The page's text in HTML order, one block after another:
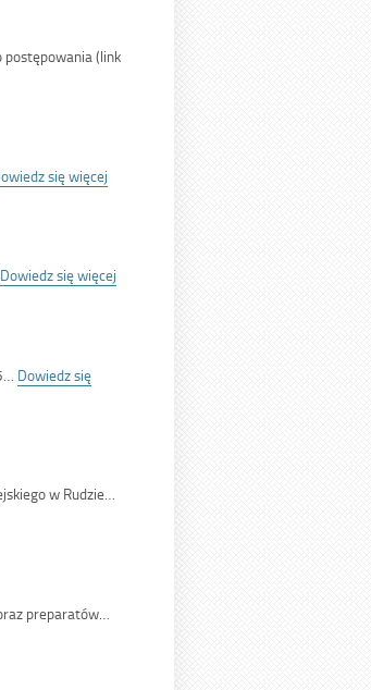
(link
się więcej
<span
Dowiedz się więcej
<span
Dowiedz się
w Rudzie…
preparatów…